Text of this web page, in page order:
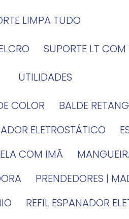
LIMPA TUDO
SUPORTE LT
UTILIDADES
COLOR BALDE
ELETROSTÁTICO
COM IMÃ
PRENDEDORES |
REFIL ESPANADOR